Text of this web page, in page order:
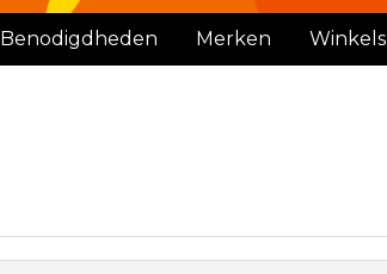
Benodigdheden Merken Winkels